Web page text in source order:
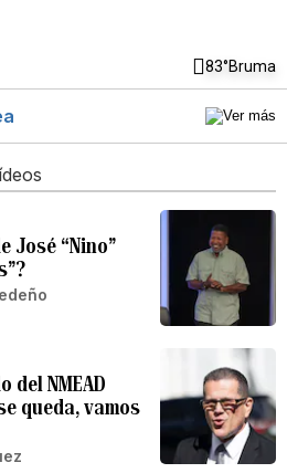
83°Bruma
José “Nino”
del NMEAD
queda, vamos